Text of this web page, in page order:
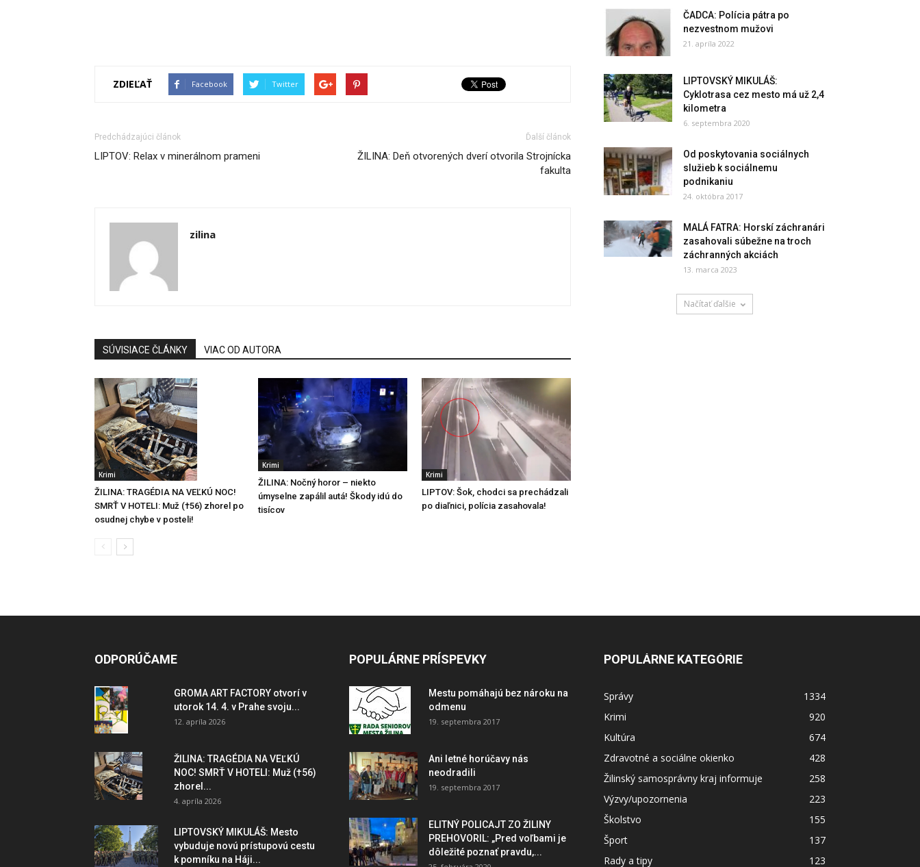
ZDIEĽAŤ Facebook Twitter
Predchádzajúci článok
LIPTOV: Relax v minerálnom prameni
Ďalší článok
ŽILINA: Deň otvorených dverí otvorila Strojnícka
fakulta
zilina
SÚVISIACE ČLÁNKY VIAC OD AUTORA
Krimi
ŽILINA: TRAGÉDIA NA VEĽKÚ NOC!
SMRŤ V HOTELI: Muž (†56) zhorel po
osudnej chybe v posteli!
Krimi
ŽILINA: Nočný horor – niekto
úmyselne zapálil autá! Škody idú do
tisícov
Krimi
LIPTOV: Šok, chodci sa prechádzali
po diaľnici, polícia zasahovala!
ČADCA: Polícia pátra po
nezvestnom mužovi
21. apríla 2022
LIPTOVSKÝ MIKULÁŠ:
Cyklotrasa cez mesto má už 2,4
kilometra
6. septembra 2020
Od poskytovania sociálnych
služieb k sociálnemu
podnikaniu
24. októbra 2017
MALÁ FATRA: Horskí záchranári
zasahovali súbežne na troch
záchranných akciách
13. marca 2023
Načítať ďalšie
ODPORÚČAME
GROMA ART FACTORY otvorí v
utorok 14. 4. v Prahe svoju...
12. apríla 2026
ŽILINA: TRAGÉDIA NA VEĽKÚ
NOC! SMRŤ V HOTELI: Muž (†56)
zhorel...
4. apríla 2026
LIPTOVSKÝ MIKULÁŠ: Mesto
vybuduje novú prístupovú cestu
k pomníku na Háji...
POPULÁRNE PRÍSPEVKY
Mestu pomáhajú bez nároku na
odmenu
19. septembra 2017
Ani letné horúčavy nás
neodradili
19. septembra 2017
ELITNÝ POLICAJT ZO ŽILINY
PREHOVORIL: „Pred voľbami je
dôležité poznať pravdu,...
POPULÁRNE KATEGÓRIE
Správy
1334
Krimi
920
Kultúra
674
Zdravotné a sociálne okienko
428
Žilinský samosprávny kraj informuje
258
Výzvy/upozornenia
223
Školstvo
155
Šport
137
Rady a tipy
123